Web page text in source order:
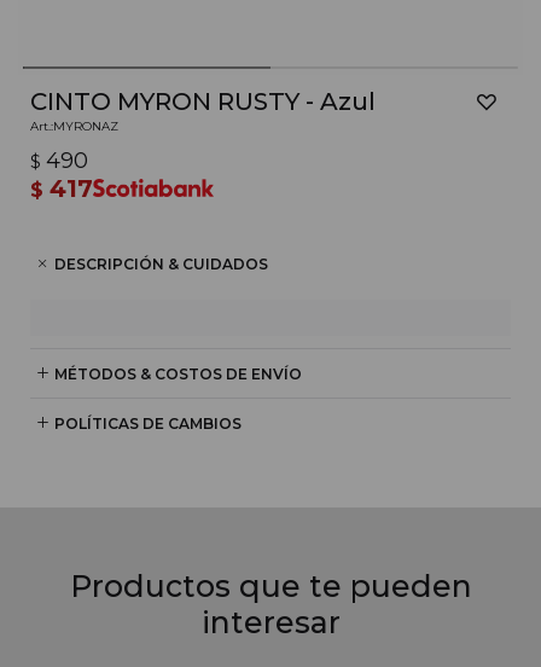
CINTO MYRON RUSTY - Azul
MYRONAZ
$ 490
$ 417
DESCRIPCIÓN & CUIDADOS
MÉTODOS & COSTOS DE ENVÍO
POLÍTICAS DE CAMBIOS
Productos que te pueden
interesar